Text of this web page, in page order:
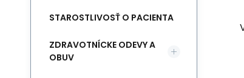
STAROSTLIVOSŤ O PACIENTA
ZDRAVOTNÍCKE ODEVY A
OBUV